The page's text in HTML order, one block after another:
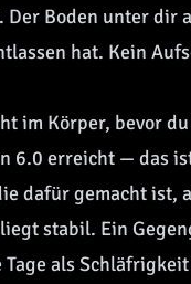
Boden unter dir
hat. Kein
im Körper, bevor
6.0 erreicht — das
dafür gemacht ist,
stabil. Ein
als